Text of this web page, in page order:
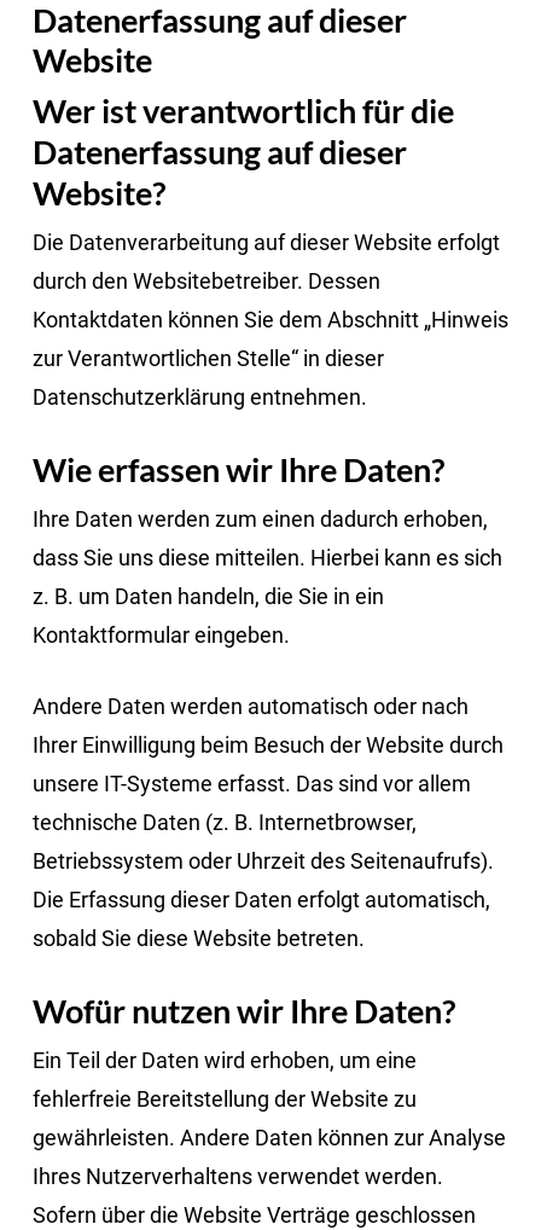
Datenerfassung auf dieser
Website
Wer ist verantwortlich für die
Datenerfassung auf dieser
Website?
Die Datenverarbeitung auf dieser Website erfolgt
durch den Websitebetreiber. Dessen
Kontaktdaten können Sie dem Abschnitt „Hinweis
zur Verantwortlichen Stelle“ in dieser
Datenschutzerklärung entnehmen.
Wie erfassen wir Ihre Daten?
Ihre Daten werden zum einen dadurch erhoben,
dass Sie uns diese mitteilen. Hierbei kann es sich
z. B. um Daten handeln, die Sie in ein
Kontaktformular eingeben.
Andere Daten werden automatisch oder nach
Ihrer Einwilligung beim Besuch der Website durch
unsere IT-Systeme erfasst. Das sind vor allem
technische Daten (z. B. Internetbrowser,
Betriebssystem oder Uhrzeit des Seitenaufrufs).
Die Erfassung dieser Daten erfolgt automatisch,
sobald Sie diese Website betreten.
Wofür nutzen wir Ihre Daten?
Ein Teil der Daten wird erhoben, um eine
fehlerfreie Bereitstellung der Website zu
gewährleisten. Andere Daten können zur Analyse
Ihres Nutzerverhaltens verwendet werden.
Sofern über die Website Verträge geschlossen